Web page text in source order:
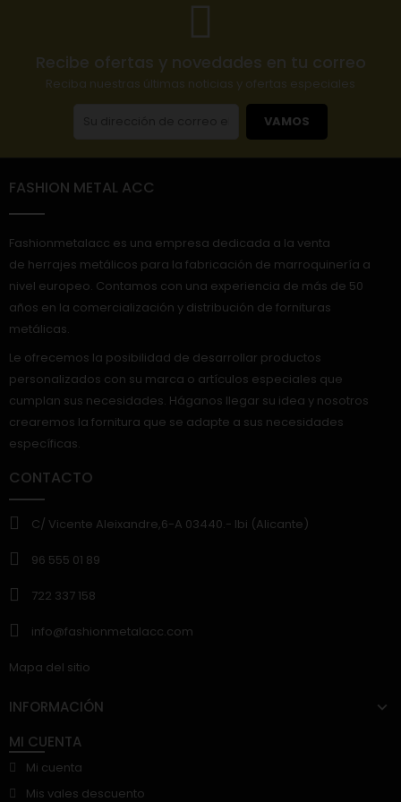
Recibe ofertas y novedades en tu correo
Reciba nuestras últimas noticias y ofertas especiales
VAMOS
FASHION METAL ACC
Fashionmetalacc es una empresa dedicada a la venta
de herrajes metálicos para la fabricación de marroquinería a
nivel europeo. Contamos con una experiencia de más de 50
años en la comercialización y distribución de fornituras
metálicas.
Le ofrecemos la posibilidad de desarrollar productos
personalizados con su marca o artículos especiales que
cumplan sus necesidades. Háganos llegar su idea y nosotros
crearemos la fornitura que se adapte a sus necesidades
específicas.
CONTACTO
C/ Vicente Aleixandre,6-A 03440.- Ibi (Alicante)
96 555 01 89
722 337 158
info@fashionmetalacc.com
Mapa del sitio
INFORMACIÓN
MI CUENTA
Mi cuenta
Mis vales descuento